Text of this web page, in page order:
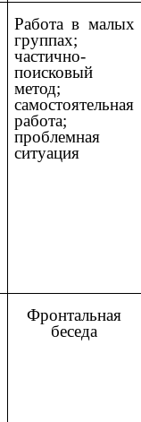
Работа в малых
группах;
частично-
поисковый
метод;
самостоятельная
работа;
проблемная
ситуация
Фронтальная
беседа